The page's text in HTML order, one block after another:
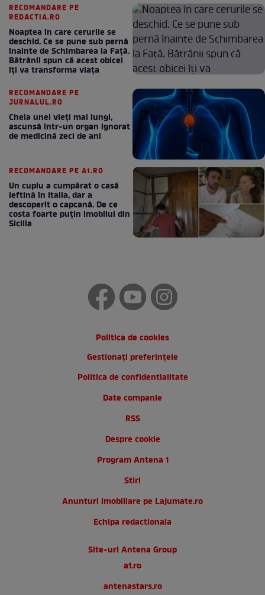
RECOMANDARE PE
REDACTIA.RO
Noaptea în care cerurile se
deschid. Ce se pune sub pernă
înainte de Schimbarea la Față.
Bătrânii spun că acest obicei
îți va transforma viața
RECOMANDARE PE
JURNALUL.RO
Cheia unei vieți mai lungi,
ascunsă într-un organ ignorat
de medicină zeci de ani
RECOMANDARE PE A1.RO
Un cuplu a cumpărat o casă
ieftină în Italia, dar a
descoperit o capcană. De ce
costa foarte puțin imobilul din
Sicilia
Politica de cookies
Gestionați preferințele
Politica de confidentialitate
Date companie
RSS
Despre cookie
Program Antena 1
Stiri
Anunturi imobiliare pe Lajumate.ro
Echipa redactionala
Site-uri Antena Group
a1.ro
antenastars.ro